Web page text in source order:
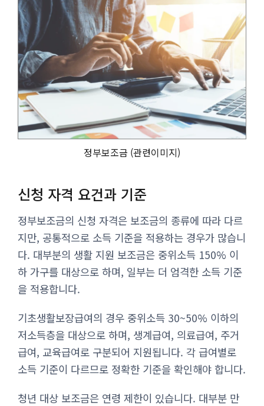
정부보조금 (관련이미지)
신청 자격 요건과 기준
정부보조금의 신청 자격은 보조금의 종류에 따라 다르
지만, 공통적으로 소득 기준을 적용하는 경우가 많습니
다. 대부분의 생활 지원 보조금은 중위소득 150% 이
하 가구를 대상으로 하며, 일부는 더 엄격한 소득 기준
을 적용합니다.
기초생활보장급여의 경우 중위소득 30~50% 이하의
저소득층을 대상으로 하며, 생계급여, 의료급여, 주거
급여, 교육급여로 구분되어 지원됩니다. 각 급여별로
소득 기준이 다르므로 정확한 기준을 확인해야 합니다.
청년 대상 보조금은 연령 제한이 있습니다. 대부분 만